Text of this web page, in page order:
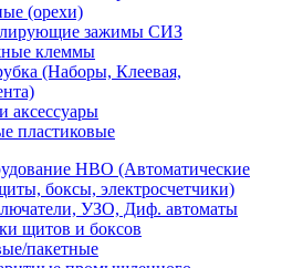
(орехи)
зажимы СИЗ
клеммы
(Наборы, Клеевая,
аксессуары
пластиковые
НВО (Автоматические
боксы, электросчетчики)
УЗО, Диф. автоматы
щитов и боксов
пакетные